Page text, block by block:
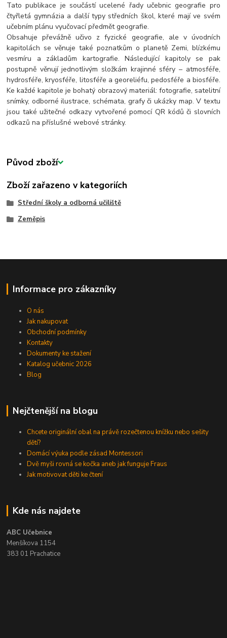
Tato publikace je součástí ucelené řady učebnic geografie pro
čtyřletá gymnázia a další typy středních škol, které mají ve svém
učebním plánu vyučovací předmět geografie.
Obsahuje převážně učivo z fyzické geografie, ale v úvodních
kapitolách se věnuje také poznatkům o planetě Zemi, blízkému
vesmíru a základům kartografie. Následující kapitoly se pak
postupně věnují jednotlivým složkám krajinné sféry – atmosféře,
hydrosféře, kryosféře, litosféře a georeliéfu, pedosféře a biosféře.
Ke každé kapitole je bohatý obrazový materiál: fotografie, satelitní
snímky, odborné ilustrace, schémata, grafy či ukázky map. V textu
jsou také užitečné odkazy vytvořené pomocí QR kódů či slovních
odkazů na příslušné webové stránky.
Původ zboží
Zboží zařazeno v kategoriích
Střední školy a odborná učiliště
Zeměpis
Informace pro zákazníky
O nás
Jak nakupovat
Obchodní podmínky
Kontakty
Dokumenty ke stažení
Katalog učebnic 2026
Blog
Nejčtenější na blogu
Chcete originální obal na právě rozečtenou knížku nebo sešity
dětí?
Domácí výuka podle zásad Montessori
Dvě myši rovná se kočka aneb jak funguje Fraus
Jak motivovat děti ke čtení
Kde nás najdete
ABC Učebnice
Menšíkova 1154
383 01 Prachatice